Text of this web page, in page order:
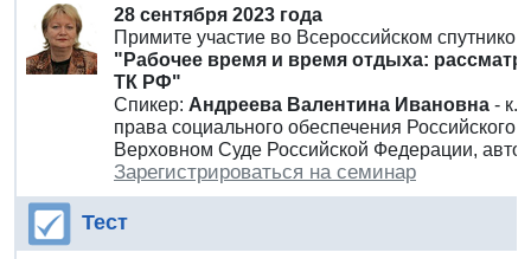
28 сентября 2023 года
Примите участие во Всероссийском
"Рабочее время и время отдыха:
ТК РФ"
Спикер: Андреева Валентина Ивановна -
права социального обеспечения Российского
Верховном Суде Российской Федерации,
Зарегистрироваться на семинар
Тест